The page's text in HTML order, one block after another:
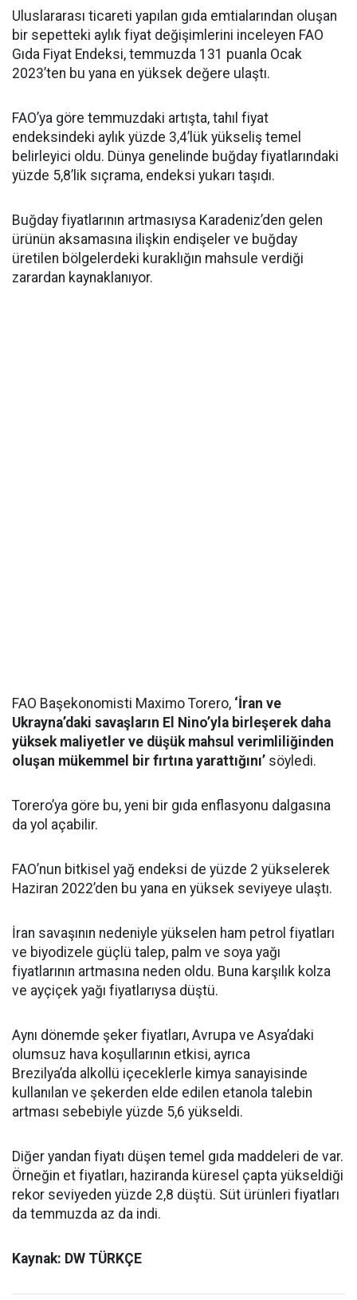
Uluslararası ticareti yapılan gıda emtialarından oluşan
bir sepetteki aylık fiyat değişimlerini inceleyen FAO
Gıda Fiyat Endeksi, temmuzda 131 puanla Ocak
2023’ten bu yana en yüksek değere ulaştı.
FAO’ya göre temmuzdaki artışta, tahıl fiyat
endeksindeki aylık yüzde 3,4’lük yükseliş temel
belirleyici oldu. Dünya genelinde buğday fiyatlarındaki
yüzde 5,8’lik sıçrama, endeksi yukarı taşıdı.
Buğday fiyatlarının artmasıysa Karadeniz’den gelen
ürünün aksamasına ilişkin endişeler ve buğday
üretilen bölgelerdeki kuraklığın mahsule verdiği
zarardan kaynaklanıyor.
FAO Başekonomisti Maximo Torero, ‘İran ve
Ukrayna’daki savaşların El Nino’yla birleşerek daha
yüksek maliyetler ve düşük mahsul verimliliğinden
oluşan mükemmel bir fırtına yarattığını’ söyledi.
Torero’ya göre bu, yeni bir gıda enflasyonu dalgasına
da yol açabilir.
FAO’nun bitkisel yağ endeksi de yüzde 2 yükselerek
Haziran 2022’den bu yana en yüksek seviyeye ulaştı.
İran savaşının nedeniyle yükselen ham petrol fiyatları
ve biyodizele güçlü talep, palm ve soya yağı
fiyatlarının artmasına neden oldu. Buna karşılık kolza
ve ayçiçek yağı fiyatlarıysa düştü.
Aynı dönemde şeker fiyatları, Avrupa ve Asya’daki
olumsuz hava koşullarının etkisi, ayrıca
Brezilya’da alkollü içeceklerle kimya sanayisinde
kullanılan ve şekerden elde edilen etanola talebin
artması sebebiyle yüzde 5,6 yükseldi.
Diğer yandan fiyatı düşen temel gıda maddeleri de var.
Örneğin et fiyatları, haziranda küresel çapta yükseldiği
rekor seviyeden yüzde 2,8 düştü. Süt ürünleri fiyatları
da temmuzda az da indi.
Kaynak: DW TÜRKÇE